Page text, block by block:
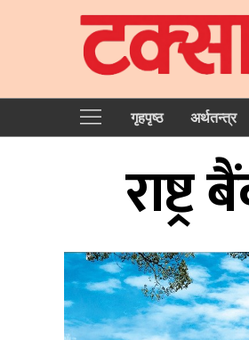
गृहपृष्‍ठ अर्थतन्त्र